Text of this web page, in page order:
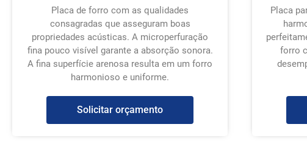
Placa de forro com as qualidades
consagradas que asseguram boas
propriedades acústicas. A microperfuração
fina pouco visível garante a absorção sonora.
A fina superfície arenosa resulta em um forro
harmonioso e uniforme.
Solicitar orçamento
Placa
forro